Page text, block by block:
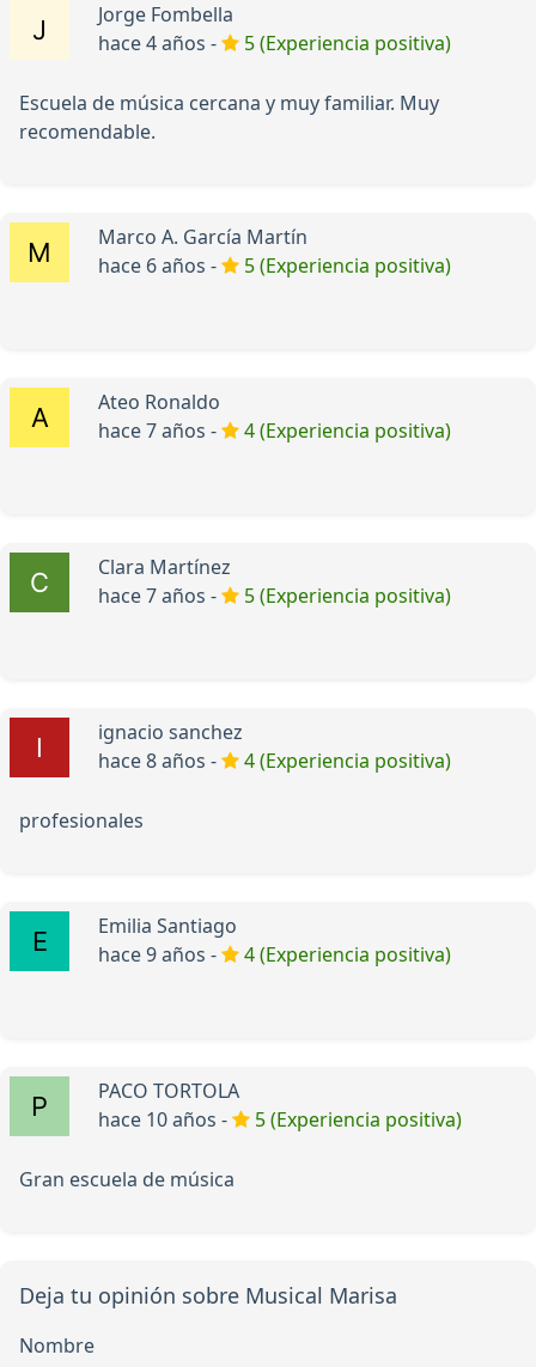
Jorge Fombella
hace 4 años -
5 (Experiencia positiva)
Escuela de música cercana y muy familiar. Muy
recomendable.
Marco A. García Martín
hace 6 años -
5 (Experiencia positiva)
Ateo Ronaldo
hace 7 años -
4 (Experiencia positiva)
Clara Martínez
hace 7 años -
5 (Experiencia positiva)
ignacio sanchez
hace 8 años -
4 (Experiencia positiva)
profesionales
Emilia Santiago
hace 9 años -
4 (Experiencia positiva)
PACO TORTOLA
hace 10 años -
5 (Experiencia positiva)
Gran escuela de música
Deja tu opinión sobre Musical Marisa
Nombre